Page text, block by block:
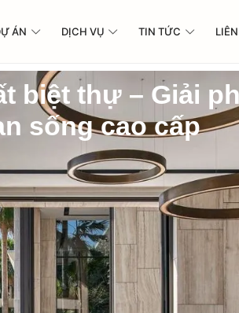
ÁN DỊCH VỤ TIN TỨC
biệt thự – Giải
sống cao cấp